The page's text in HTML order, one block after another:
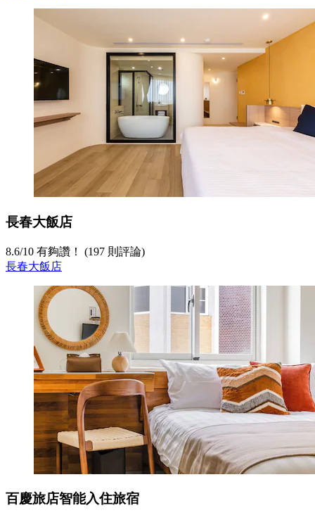
長春大飯店
8.6/10 有夠讚！ (197 則評論)
長春大飯店
百慶旅店智能入住旅宿